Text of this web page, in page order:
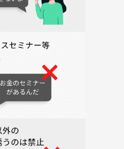
とで思い出しやすいので便利で
す！
OK！